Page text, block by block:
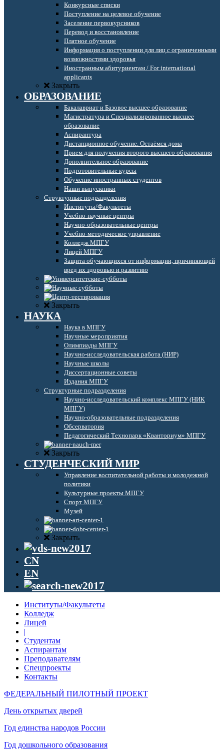
Конкурсные списки
Поступление на целевое обучение
Заселение первокурсников
Перевод и восстановление
Платное обучение
Информация о поступлении для лиц с ограниченными
возможностями здоровья
Иностранным абитуриентам / For international
applicants
Закрыть
ОБРАЗОВАНИЕ
Бакалавриат и Базовое высшее образование
Магистратура и Специализированное высшее
образование
Аспирантура
Дистанционное обучение. Остаёмся дома
Прием для получения второго высшего образования
Дополнительное образование
Подготовительные курсы
Обучение иностранных студентов
Наши выпускники
Структурные подразделения
Институты/Факультеты
Учебно-научные центры
Научно-образовательные центры
Учебно-методическое управление
Колледж МПГУ
Лицей МПГУ
Защита обучающихся от информации, причиняющей
вред их здоровью и развитию
Закрыть
НАУКА
Наука в МПГУ
Научные мероприятия
Олимпиады МПГУ
Научно-исследовательская работа (НИР)
Научные школы
Диссертационные советы
Издания МПГУ
Структурные подразделения
Научно-исследовательский комплекс МПГУ (НИК
МПГУ)
Научно-образовательные подразделения
Обсерватория
Педагогический Технопарк «Кванториум» МПГУ
Закрыть
СТУДЕНЧЕСКИЙ МИР
Управление воспитательной работы и молодежной
политики
Культурные проекты МПГУ
Спорт МПГУ
Музей
Закрыть
CN
EN
Институты/Факультеты
Колледж
Лицей
|
Студентам
Аспирантам
Преподавателям
Спецпроекты
Контакты
ФЕДЕРАЛЬНЫЙ ПИЛОТНЫЙ ПРОЕКТ
День открытых дверей
Год единства народов России
Год дошкольного образования